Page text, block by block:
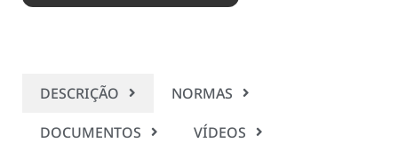
DESCRIÇÃO
NORMAS
DOCUMENTOS
VÍDEOS